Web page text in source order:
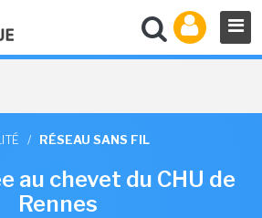
/ RÉSEAU SANS FIL
au chevet du CHU de
Rennes